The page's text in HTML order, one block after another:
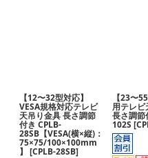
絞
【12〜32型対応】
VESA規格対応テレビ
天吊り金具 長さ調節
付き CPLB-
28SB【VESA(横×縦)：
75×75/100×100mm
】
[CPLB-28SB]
【23〜
用テレビ
長さ調節
102S [